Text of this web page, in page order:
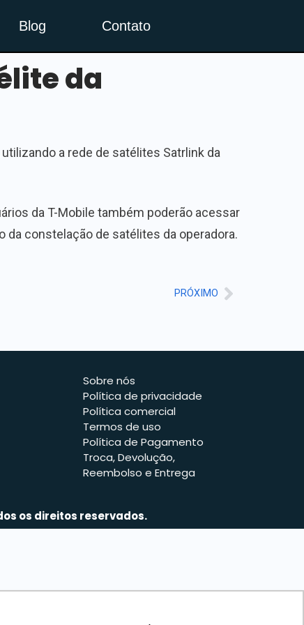
Blog Contato
da
a rede de satélites Satrlink da
da T-Mobile também poderão acessar
da constelação de satélites da operadora.
PRÓXIMO
Sobre nós
Política de privacidade
Política comercial
Termos de uso
Política de Pagamento
Troca, Devolução,
Reembolso e Entrega
os direitos reservados.